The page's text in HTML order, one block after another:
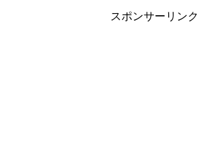
スポンサーリンク